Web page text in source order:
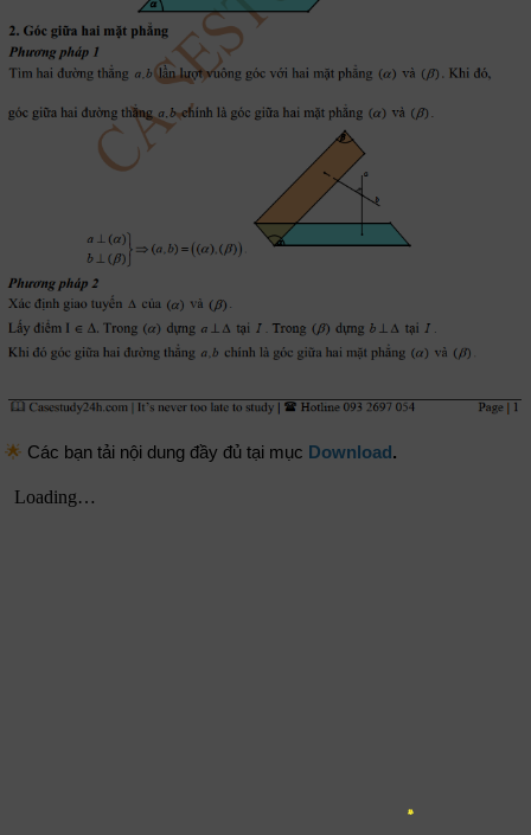
🌟 Các bạn tải nội dung đầy đủ tại mục Download.